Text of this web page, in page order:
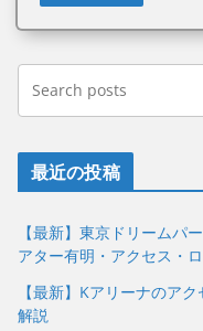
最近の投稿
【最新】東京ドリームパ
アター有明・アクセス・
【最新】Kアリーナのア
解説